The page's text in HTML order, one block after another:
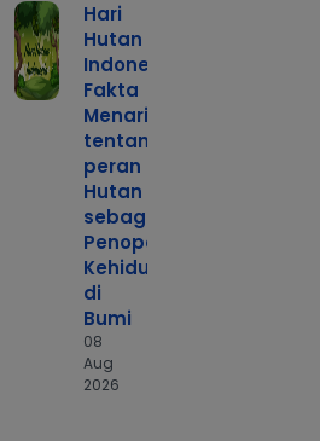
Hari
Hutan
Indonesia:
Fakta
Menarik
tentang
peran
Hutan
sebagai
Penopang
Kehidupan
di
Bumi
08
Aug
2026